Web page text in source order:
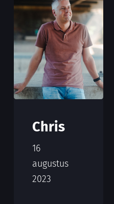
Chris
16
augustus
2023